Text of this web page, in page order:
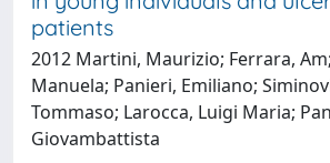
patients
2012 Martini, Maurizio; Ferrara,
Manuela; Panieri, Emiliano;
Tommaso; Larocca, Luigi Maria;
Giovambattista